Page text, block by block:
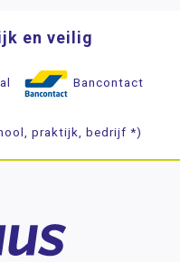
en veilig
Bancontact
praktijk, bedrijf *)